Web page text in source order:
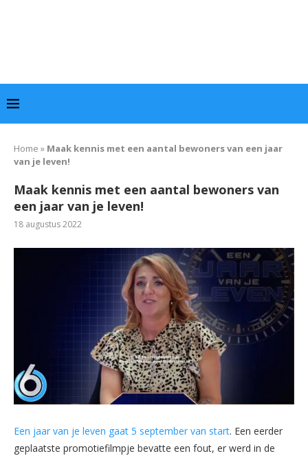
Home » Maak kennis met een aantal bewoners van een jaar
van je leven!
Maak kennis met een aantal bewoners van
een jaar van je leven!
18 augustus 2022
Een jaar van je leven gaat 5 september van start. Een eerder
geplaatste promotiefilmpje bevatte een fout, er werd in de